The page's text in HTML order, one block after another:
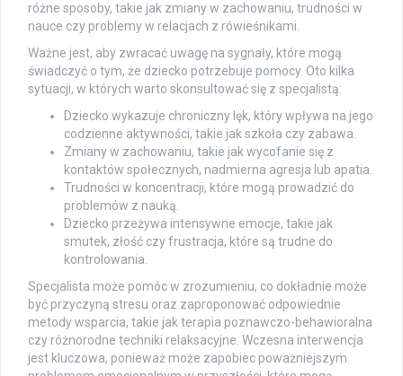
różne sposoby, takie jak zmiany w zachowaniu, trudności w
nauce czy problemy w relacjach z rówieśnikami.
Ważne jest, aby zwracać uwagę na sygnały, które mogą
świadczyć o tym, że dziecko potrzebuje pomocy. Oto kilka
sytuacji, w których warto skonsultować się z specjalistą:
Dziecko wykazuje chroniczny lęk, który wpływa na jego
codzienne aktywności, takie jak szkoła czy zabawa.
Zmiany w zachowaniu, takie jak wycofanie się z
kontaktów społecznych, nadmierna agresja lub apatia.
Trudności w koncentracji, które mogą prowadzić do
problemów z nauką.
Dziecko przeżywa intensywne emocje, takie jak
smutek, złość czy frustracja, które są trudne do
kontrolowania.
Specjalista może pomóc w zrozumieniu, co dokładnie może
być przyczyną stresu oraz zaproponować odpowiednie
metody wsparcia, takie jak terapia poznawczo-behawioralna
czy różnorodne techniki relaksacyjne. Wczesna interwencja
jest kluczowa, ponieważ może zapobiec poważniejszym